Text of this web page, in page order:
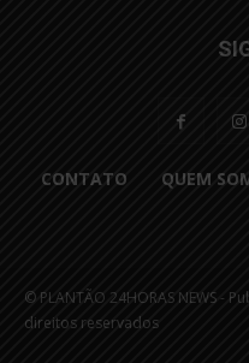
CONTATO QUEM
© PLANTÃO 24HORAS NEWS -
direitos reservados